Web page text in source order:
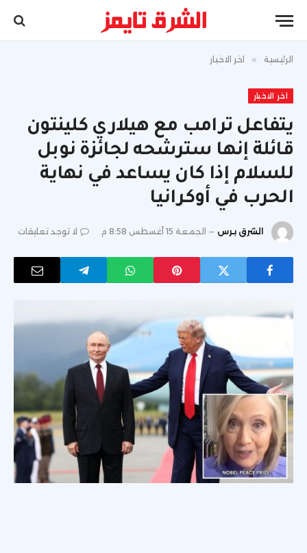
الرئيسية » اخر الاخبار
اخر الاخبار
يتفاعل ترامب مع هيلاري كلينتون
قائلة إنها سترشحه لجائزة نوبل
للسلام إذا كان يساعد في نهاية
الحرب في أوكرانيا
الشرق برس الجمعة 15 أغسطس 8:58 م لا توجد تعليقات